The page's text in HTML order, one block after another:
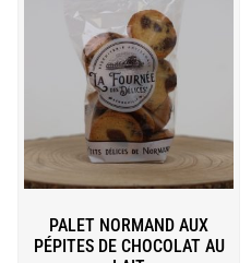
PALET NORMAND AUX
PÉPITES DE CHOCOLAT AU